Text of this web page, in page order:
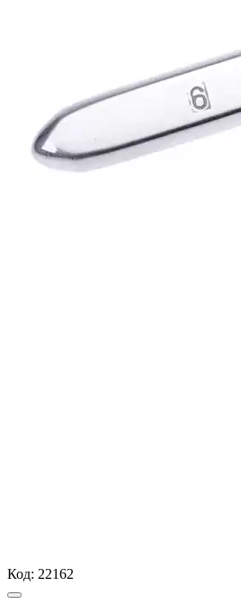
Код: 22162